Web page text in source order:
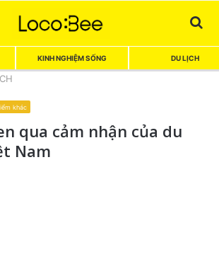
KINH NGHIỆM SỐNG DU LỊCH
khác
qua cảm nhận của du
Nam